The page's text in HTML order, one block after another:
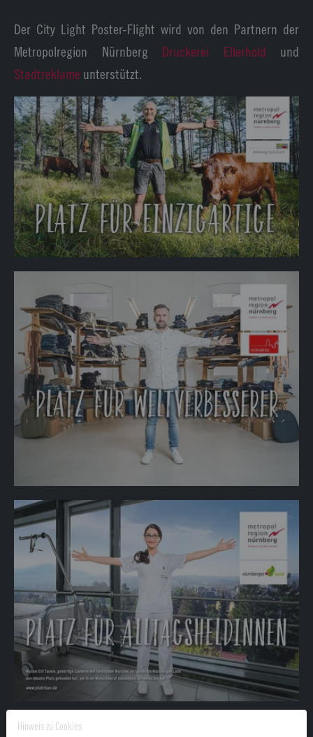
Der City Light Poster-Flight wird von den Partnern der
Metropolregion Nürnberg Druckerei Ellerhold und
Stadtreklame unterstützt.
Hinweis zu Cookies